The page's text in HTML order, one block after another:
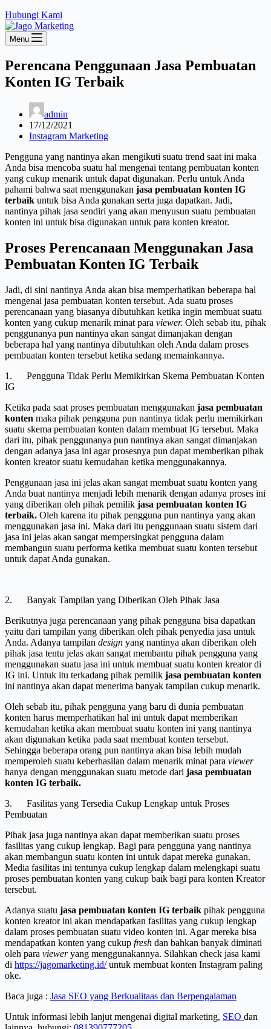
Hubungi Kami
Menu
Perencana Penggunaan Jasa Pembuatan
Konten IG Terbaik
admin
17/12/2021
Instagram Marketing
Pengguna yang nantinya akan mengikuti suatu trend saat ini maka
Anda bisa mencoba suatu hal mengenai tentang pembuatan konten
yang cukup menarik untuk dapat digunakan. Perlu untuk Anda
pahami bahwa saat menggunakan jasa pembuatan konten IG
terbaik untuk bisa Anda gunakan serta juga dapatkan. Jadi,
nantinya pihak jasa sendiri yang akan menyusun suatu pembuatan
konten ini untuk bisa digunakan untuk para konten kreator.
Proses Perencanaan Menggunakan Jasa
Pembuatan Konten IG Terbaik
Jadi, di sini nantinya Anda akan bisa memperhatikan beberapa hal
mengenai jasa pembuatan konten tersebut. Ada suatu proses
perencanaan yang biasanya dibutuhkan ketika ingin membuat suatu
konten yang cukup menarik minat para viewer. Oleh sebab itu, pihak
penggunanya pun nantinya akan sangat dimanjakan dengan
beberapa hal yang nantinya dibutuhkan oleh Anda dalam proses
pembuatan konten tersebut ketika sedang memainkannya.
1. Pengguna Tidak Perlu Memikirkan Skema Pembuatan Konten
IG
Ketika pada saat proses pembuatan menggunakan jasa pembuatan
konten maka pihak pengguna pun nantinya tidak perlu memikirkan
suatu skema pembuatan konten dalam membuat IG tersebut. Maka
dari itu, pihak penggunanya pun nantinya akan sangat dimanjakan
dengan adanya jasa ini agar prosesnya pun dapat memberikan pihak
konten kreator suatu kemudahan ketika menggunakannya.
Penggunaan jasa ini jelas akan sangat membuat suatu konten yang
Anda buat nantinya menjadi lebih menarik dengan adanya proses ini
yang diberikan oleh pihak pemilik jasa pembuatan konten IG
terbaik. Oleh karena itu pihak pengguna pun nantinya yang akan
menggunakan jasa ini. Maka dari itu penggunaan suatu sistem dari
jasa ini jelas akan sangat mempersingkat pengguna dalam
membangun suatu performa ketika membuat suatu konten tersebut
untuk dapat Anda gunakan.
2. Banyak Tampilan yang Diberikan Oleh Pihak Jasa
Berikutnya juga perencanaan yang pihak pengguna bisa dapatkan
yaitu dari tampilan yang diberikan oleh pihak penyedia jasa untuk
Anda. Adanya tampilan design yang nantinya akan diberikan oleh
pihak jasa tentu jelas akan sangat membantu pihak pengguna yang
menggunakan suatu jasa ini untuk membuat suatu konten kreator di
IG ini. Untuk itu terkadang pihak pemilik jasa pembuatan konten
ini nantinya akan dapat menerima banyak tampilan cukup menarik.
Oleh sebab itu, pihak pengguna yang baru di dunia pembuatan
konten harus memperhatikan hal ini untuk dapat memberikan
kemudahan ketika akan membuat suatu konten ini yang nantinya
akan digunakan ketika pada saat membuat konten tersebut.
Sehingga beberapa orang pun nantinya akan bisa lebih mudah
memperoleh suatu keberhasilan dalam menarik minat para viewer
hanya dengan menggunakan suatu metode dari jasa pembuatan
konten IG terbaik.
3. Fasilitas yang Tersedia Cukup Lengkap untuk Proses
Pembuatan
Pihak jasa juga nantinya akan dapat memberikan suatu proses
fasilitas yang cukup lengkap. Bagi para pengguna yang nantinya
akan membangun suatu konten ini untuk dapat mereka gunakan.
Media fasilitas ini tentunya cukup lengkap dalam melengkapi suatu
proses pembuatan konten yang cukup baik bagi para konten Kreator
tersebut.
Adanya suatu jasa pembuatan konten IG terbaik pihak pengguna
konten kreator ini akan mendapatkan fasilitas yang cukup lengkap
dalam proses pembuatan suatu video konten ini. Agar mereka bisa
mendapatkan konten yang cukup fresh dan bahkan banyak diminati
oleh para vieweryang menggunakannya. Silahkan check jasa kami
di https://jagomarketing.id/untuk membuat konten Instagram paling
oke.
Baca juga : Jasa SEO yang Berkualitaas dan Berpengalaman
Untuk informasi lebih lanjut mengenai digital marketing, SEO dan